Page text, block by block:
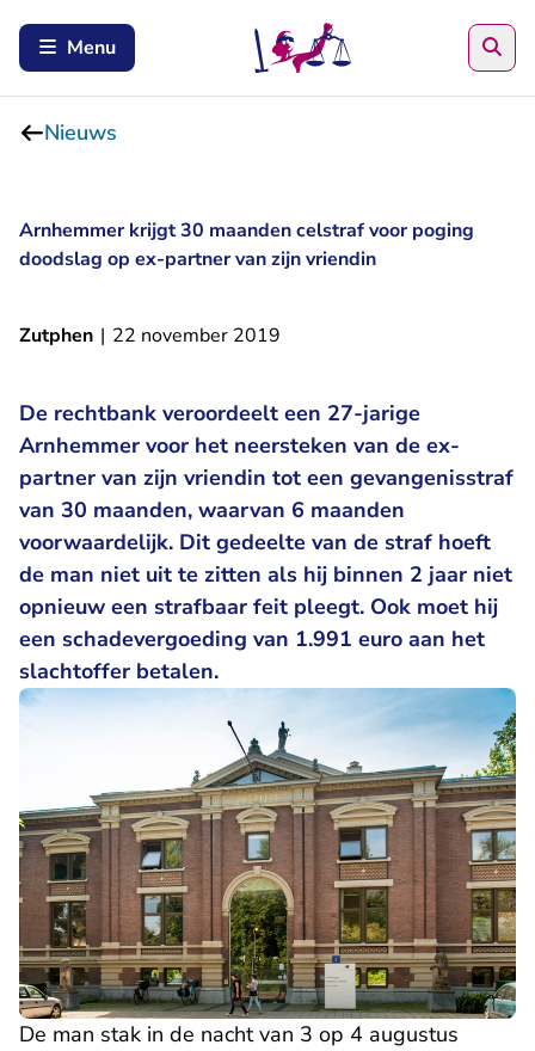
Menu
Nieuws
Arnhemmer krijgt 30 maanden celstraf voor poging
doodslag op ex-partner van zijn vriendin
Zutphen | 22 november 2019
De rechtbank veroordeelt een 27-jarige
Arnhemmer voor het neersteken van de ex-
partner van zijn vriendin tot een gevangenisstraf
van 30 maanden, waarvan 6 maanden
voorwaardelijk. Dit gedeelte van de straf hoeft
de man niet uit te zitten als hij binnen 2 jaar niet
opnieuw een strafbaar feit pleegt. Ook moet hij
een schadevergoeding van 1.991 euro aan het
slachtoffer betalen.
De man stak in de nacht van 3 op 4 augustus